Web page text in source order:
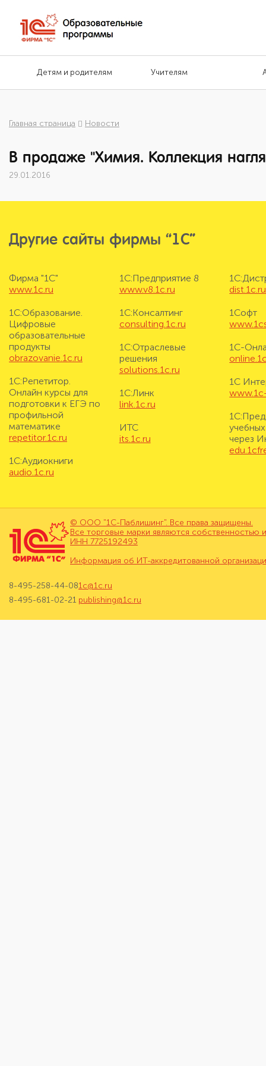
Детям и родителям Учителям
Главная страница Новости
В продаже "Химия. Коллекция
29.01.2016
Другие сайты фирмы “1С”
Фирма "1С"
www.1c.ru
1С:Образование.
Цифровые
образовательные
продукты
obrazovanie.1c.ru
1С:Репетитор.
Онлайн курсы для
подготовки к ЕГЭ по
профильной
математике
repetitor.1c.ru
1С:Аудиокниги
audio.1c.ru
1С:Предприятие 8
www.v8.1c.ru
1С:Консалтинг
consulting.1c.ru
1С:Отраслевые
решения
solutions.1c.ru
1С:Линк
link.1c.ru
ИТС
its.1c.ru
dist.1c.ru
1Софт
1С-
1С
через
© ООО "1С-Паблишинг". Все права защищены.
Все торговые марки являются собственностью
ИНН 7725192493
Информация об ИТ-аккредитованной
8-495-258-44-08
8-495-681-02-21
1c@1c.ru
publishing@1c.ru